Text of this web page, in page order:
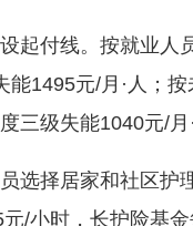
付线。按就业人员
能1495元/月·人；
三级失能1040元/
择居家和社区护
/小时，长护险基